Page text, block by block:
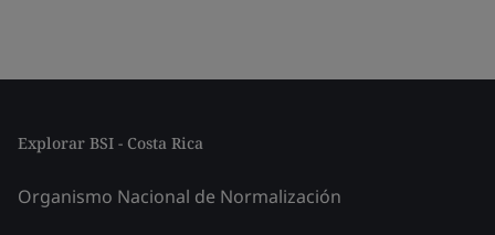
Explorar BSI - Costa Rica
Organismo Nacional de Normalización